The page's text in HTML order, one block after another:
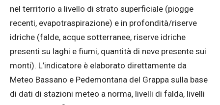
nel territorio a livello di strato superficiale (piogge
recenti, evapotraspirazione) e in profondità/riserve
idriche (falde, acque sotterranee, riserve idriche
presenti su laghi e fiumi, quantità di neve presente sui
monti). L’indicatore è elaborato direttamente da
Meteo Bassano e Pedemontana del Grappa sulla base
di dati di stazioni meteo a norma, livelli di falda, livelli